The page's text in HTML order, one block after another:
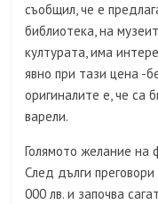
съобщил, че е
библиотека, на
културата, има
явно при тази цена -
оригиналите е, че са
варели.
Голямото желание на
След дълги
000 лв. и започва